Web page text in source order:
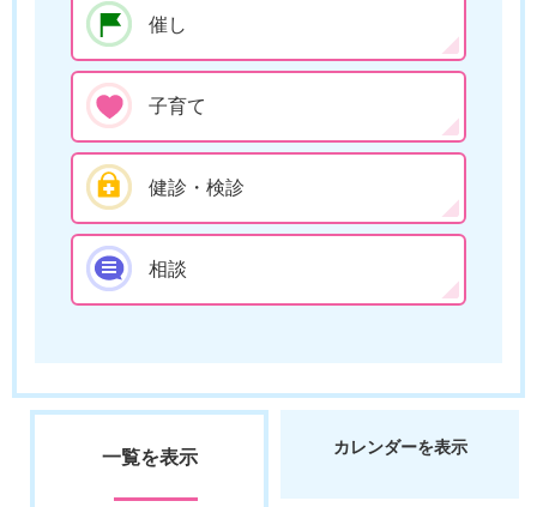
催し
子育て
健診・検診
相談
一覧を表示 カレンダーを表示